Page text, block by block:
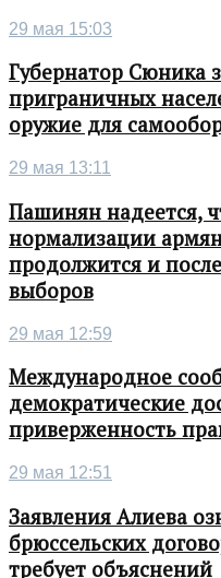
29 мая 15:03
Губернатор Сюника
приграничных
оружие для
29 мая 13:11
Пашинян надеется,
нормализации
продолжится и
выборов
29 мая 12:59
Международное
демократические
приверженность
29 мая 12:51
Заявления Алиева
брюссельских
требует объяснений